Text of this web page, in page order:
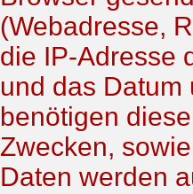
(Webadresse,
die IP-Adresse
und das Datum
benötigen
Zwecken,
Daten werden